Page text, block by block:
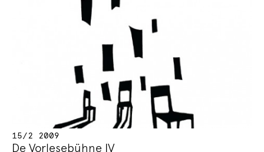
15/2 2009
De Vorlesebühne IV